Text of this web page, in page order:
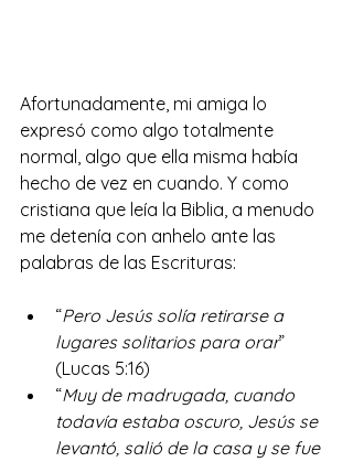
Afortunadamente, mi amiga lo
expresó como algo totalmente
normal, algo que ella misma había
hecho de vez en cuando. Y como
cristiana que leía la Biblia, a menudo
me detenía con anhelo ante las
palabras de las Escrituras:
“Pero Jesús solía retirarse a
lugares solitarios para orar”
(Lucas 5:16)
“Muy de madrugada, cuando
todavía estaba oscuro, Jesús se
levantó, salió de la casa y se fue